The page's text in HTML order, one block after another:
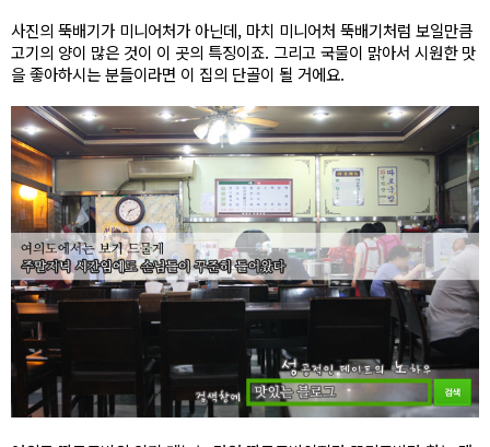
사진의 뚝배기가 미니어처가 아닌데, 마치 미니어처 뚝배기처럼 보일만큼
고기의 양이 많은 것이 이 곳의 특징이죠. 그리고 국물이 맑아서 시원한 맛
을 좋아하시는 분들이라면 이 집의 단골이 될 거에요.